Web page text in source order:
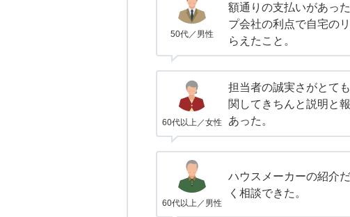
50代／男性
額通りの支払いがあっ
プ会社の利点で自宅の
らえたこと。
60代以上／女性
担当者の誠実さがとて
関してきちんと説明と
あった。
60代以上／男性
ハウスメーカーの紹介
く相談できた。